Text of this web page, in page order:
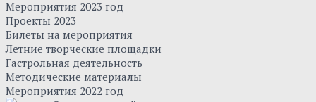
Мероприятия 2023 год
Проекты 2023
Билеты на мероприятия
Летние творческие площадки
Гастрольная деятельность
Методические материалы
Мероприятия 2022 год